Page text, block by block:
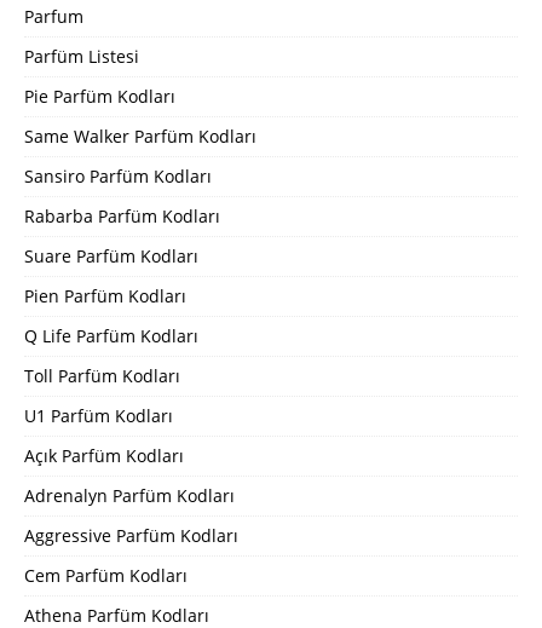
Parfum
Parfüm Listesi
Pie Parfüm Kodları
Same Walker Parfüm Kodları
Sansiro Parfüm Kodları
Rabarba Parfüm Kodları
Suare Parfüm Kodları
Pien Parfüm Kodları
Q Life Parfüm Kodları
Toll Parfüm Kodları
U1 Parfüm Kodları
Açık Parfüm Kodları
Adrenalyn Parfüm Kodları
Aggressive Parfüm Kodları
Cem Parfüm Kodları
Athena Parfüm Kodları